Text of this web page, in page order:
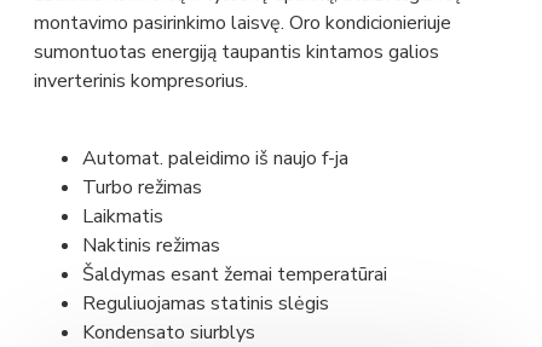
montavimo pasirinkimo laisvę. Oro kondicionieriuje
sumontuotas energiją taupantis kintamos galios
inverterinis kompresorius.
Automat. paleidimo iš naujo f-ja
Turbo režimas
Laikmatis
Naktinis režimas
Šaldymas esant žemai temperatūrai
Reguliuojamas statinis slėgis
Kondensato siurblys